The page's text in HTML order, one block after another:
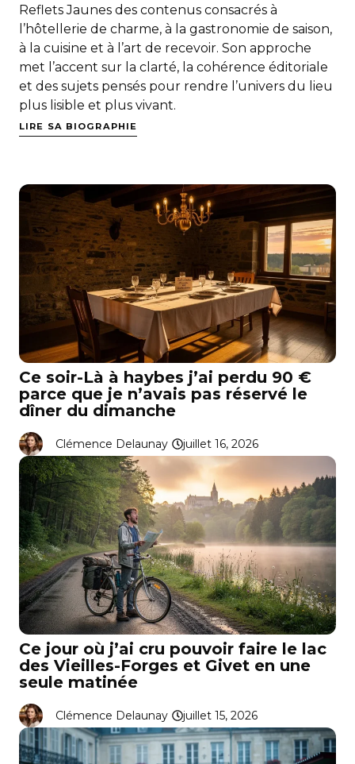
Reflets Jaunes des contenus consacrés à
l’hôtellerie de charme, à la gastronomie de saison,
à la cuisine et à l’art de recevoir. Son approche
met l’accent sur la clarté, la cohérence éditoriale
et des sujets pensés pour rendre l’univers du lieu
plus lisible et plus vivant.
LIRE SA BIOGRAPHIE
Ce soir-Là à haybes j’ai perdu 90 €
parce que je n’avais pas réservé le
dîner du dimanche
Clémence Delaunay juillet 16, 2026
Ce jour où j’ai cru pouvoir faire le lac
des Vieilles-Forges et Givet en une
seule matinée
Clémence Delaunay juillet 15, 2026